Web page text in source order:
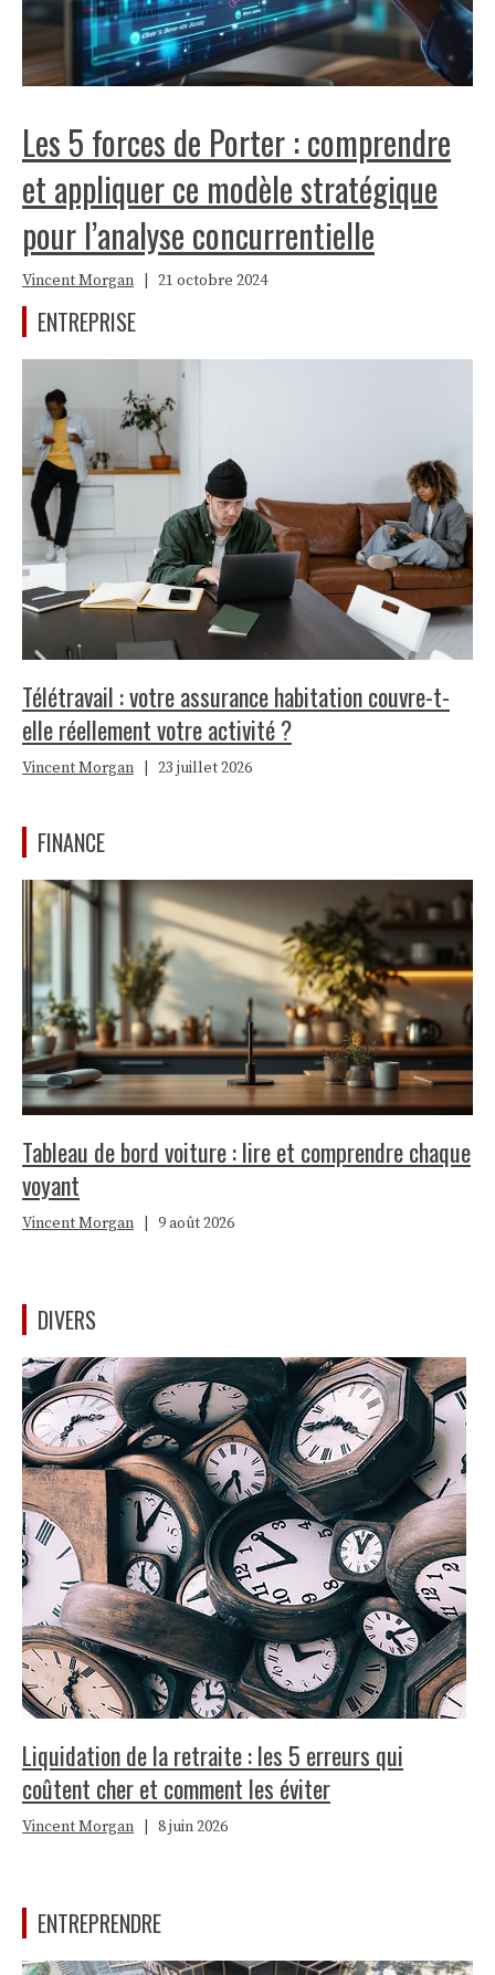
Les 5 forces de Porter : comprendre
et appliquer ce modèle stratégique
pour l’analyse concurrentielle
Vincent Morgan 21 octobre 2024
ENTREPRISE
Télétravail : votre assurance habitation couvre-t-
elle réellement votre activité ?
Vincent Morgan 23 juillet 2026
FINANCE
Tableau de bord voiture : lire et comprendre chaque
voyant
Vincent Morgan 9 août 2026
DIVERS
Liquidation de la retraite : les 5 erreurs qui
coûtent cher et comment les éviter
Vincent Morgan 8 juin 2026
ENTREPRENDRE